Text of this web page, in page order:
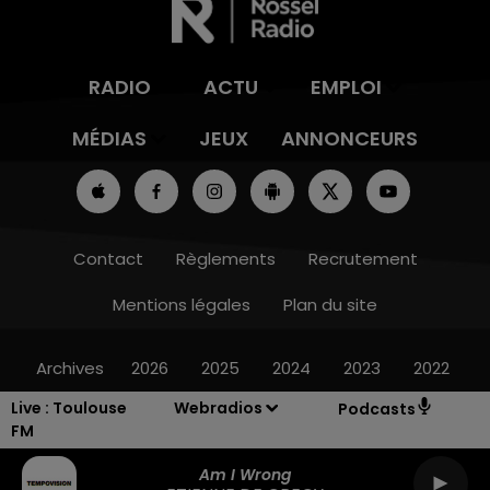
Live : Toulouse
FM
Webradios Podcasts
Am I Wrong
RADIO ACTU
EMPLOI
MÉDIAS
JEUX ANNONCEURS
Contact Règlements
Recrutement
Mentions légales
Plan du site
Archives 2026 2025 2024 2023 2022